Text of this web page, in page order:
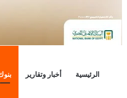
الرئيسية أخبار وتقارير